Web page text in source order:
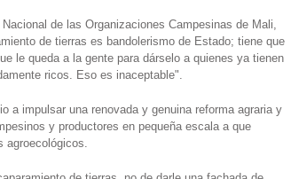
de las Organizaciones Campesinas de Mali,
de tierras es bandolerismo de Estado; tiene que
le queda a la gente para dárselo a quienes ya tienen
ricos. Eso es inaceptable".
a impulsar una renovada y genuina reforma agraria y
y productores en pequeña escala a que
agroecológicos.